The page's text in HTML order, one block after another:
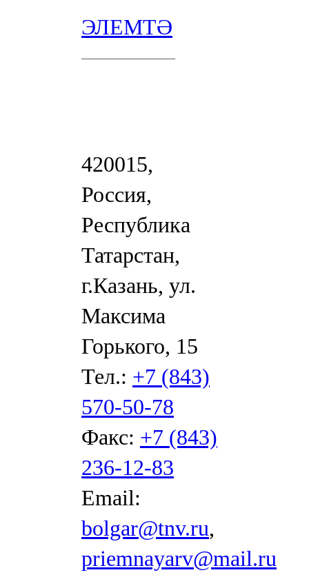
ЭЛЕМТӘ
420015,
Россия,
Республика
Татарстан,
г.Казань, ул.
Максима
Горького, 15
Тел.: +7 (843)
570-50-78
Факс: +7 (843)
236-12-83
Email:
bolgar@tnv.ru,
priemnayarv@mail.ru